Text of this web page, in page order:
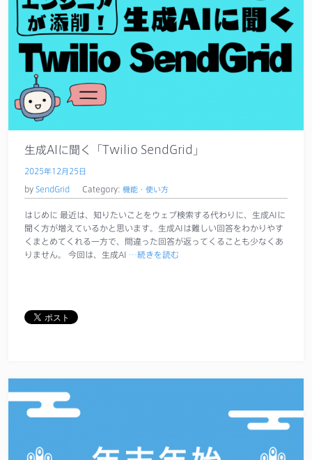
導入事例
お役立ち情報
ドキュメント
サポート
生成AIに聞く「Twilio SendGrid」
2025年12月25日
by SendGrid Category: 機能・使い方
はじめに 最近は、知りたいことをウェブ検索する代わりに、生成AIに
聞く方が増えているかと思います。生成AIは難しい回答をわかりやす
くまとめてくれる一方で、間違った回答が返ってくることも少なくあ
りません。 今回は、生成AI …続きを読む